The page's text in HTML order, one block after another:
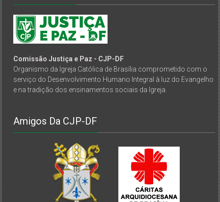
Comissão Justiça e Paz - CJP-DF
Organismo da Igreja Católica de Brasília comprometido com o
serviço do Desenvolvimento Humano Integral à luz do Evangelho
e na tradição dos ensinamentos sociais da Igreja.
Amigos Da CJP-DF